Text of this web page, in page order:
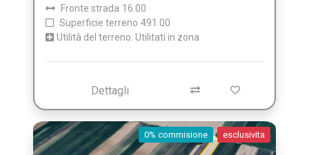
Fronte strada 16.00
Superficie terreno 491.00
Utilità del terreno: Utilitati in zona
Dettagli
0% commisione esclusivita